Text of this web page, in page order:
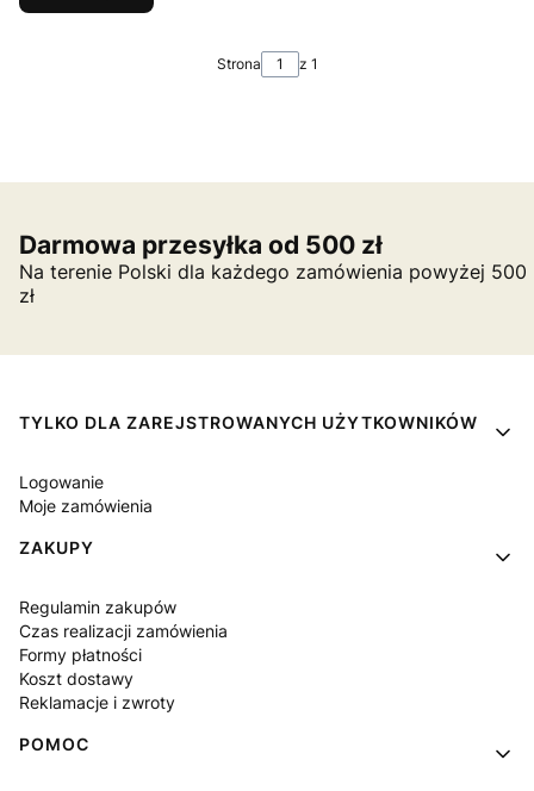
Strona z 1
Darmowa przesyłka od 500 zł
Na terenie Polski dla każdego zamówienia powyżej 500
zł
Linki w stopce
TYLKO DLA ZAREJSTROWANYCH UŻYTKOWNIKÓW
Logowanie
Moje zamówienia
ZAKUPY
Regulamin zakupów
Czas realizacji zamówienia
Formy płatności
Koszt dostawy
Reklamacje i zwroty
POMOC